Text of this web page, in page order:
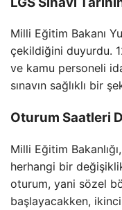
Milli Eğitim Bakanı
çekildiğini duyurdu.
ve kamu personeli
sınavın sağlıklı bir
Oturum Saatleri
Milli Eğitim
herhangi bir değişiklik
oturum, yani sözel
başlayacakken,